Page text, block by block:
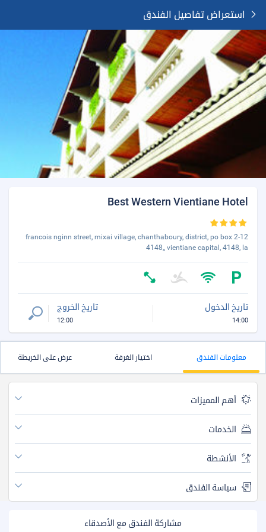
استعراض تفاصيل الفندق
Best Western Vientiane Hotel
2-12 francois nginn street, mixai village, chanthaboury, district, po box
4148,, vientiane capital, 4148, la
تاريخ الدخول
14:00
تاريخ الخروج
12:00
معلومات الفندق اختيار الغرفة عرض على الخريطة
أهم المميزات
الخدمات
الأنشطة
سياسة الفندق
مشاركة الفندق مع الأصدقاء